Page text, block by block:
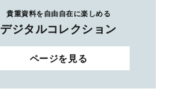
貴重資料を自由自在に楽しめる
デジタルコレクション
ページを見る